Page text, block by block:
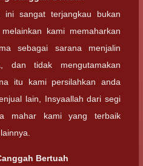
sangat terjangkau bukan
kami memaharkan
sebagai sarana menjalin
dan tidak mengutamakan
itu kami persilahkan anda
lain, Insyaallah dari segi
mahar kami yang terbaik
Bertuah